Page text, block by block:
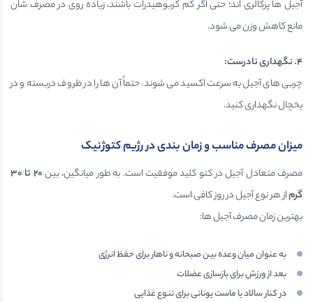
آجیل ها پرکالری اند؛ حتی اگر کم کربوهیدرات باشند، زیاده روی در مصرف شان
مانع کاهش وزن می شود.
۴.نگهداری نادرست:
چربی های آجیل به سرعت اکسید می شوند. حتماً آن ها را در ظروف دربسته و در
یخچال نگهداری کنید.
میزان مصرف مناسب و زمان بندی در رژیم کتوژنیک
مصرف متعادل آجیل در کتو کلید موفقیت است. به طور میانگین، بین۲۰
تا ۳۰
گرماز هر نوع آجیل در روز کافی است.
بهترین زمان مصرف آجیل ها:
به عنوان میان وعده بین صبحانه و ناهار برای حفظ انرژی
بعد از ورزش برای بازسازی عضلات
در کنار سالاد یا ماست یونانی برای تنوع غذایی